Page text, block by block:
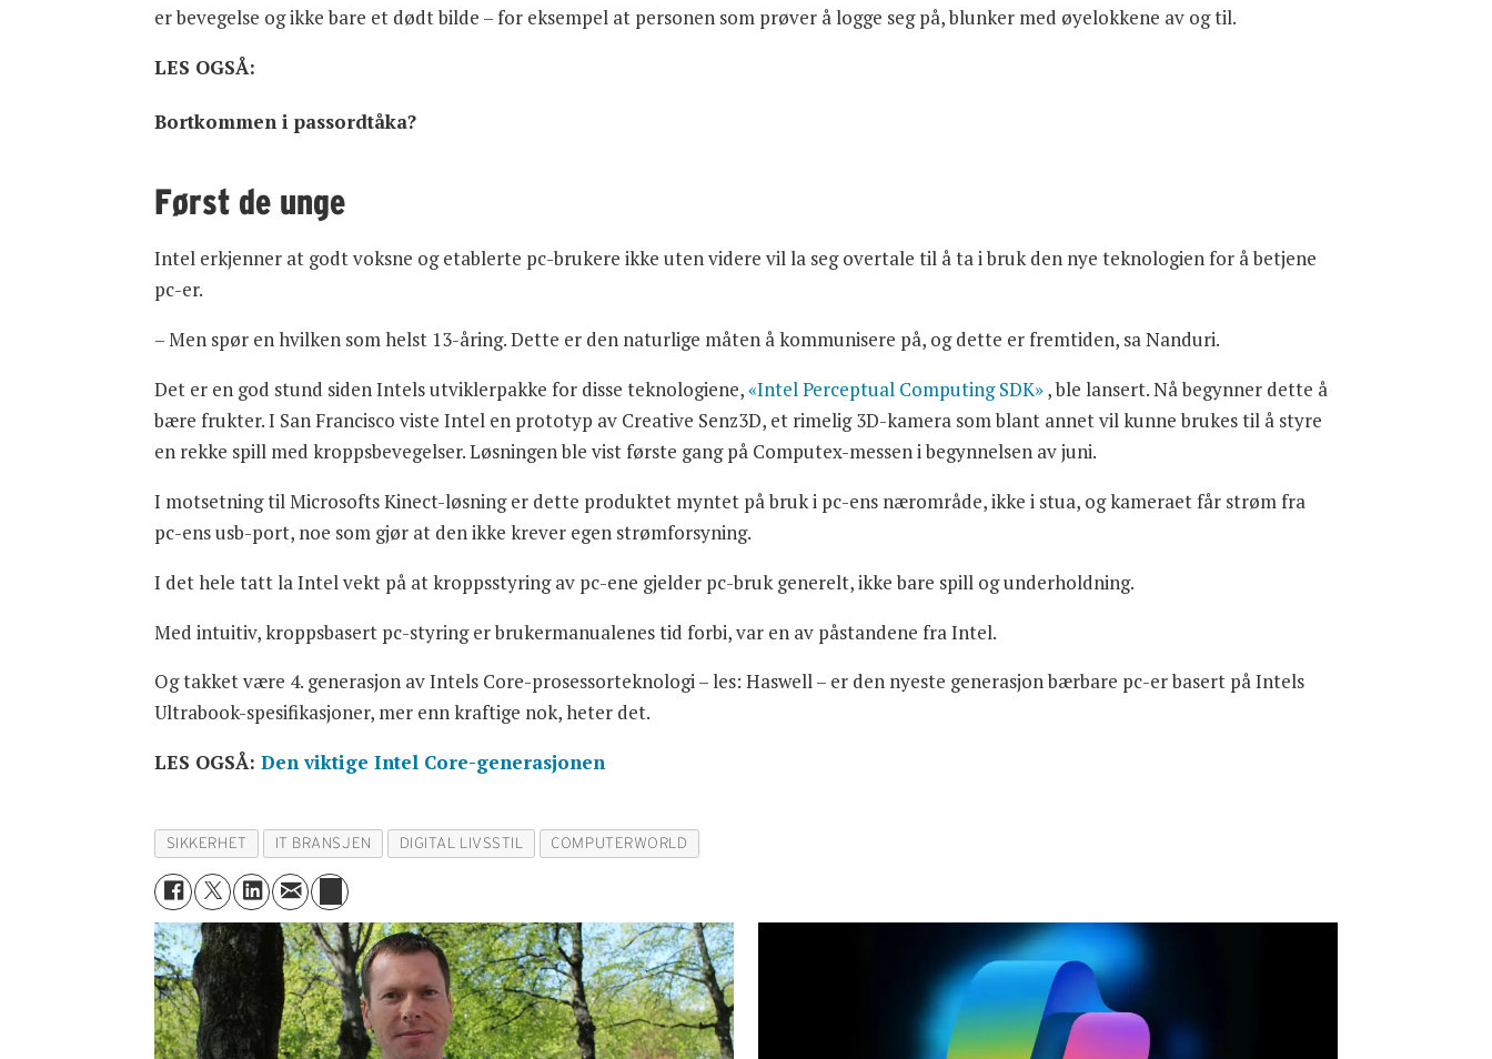
er bevegelse og ikke bare et dødt bilde – for eksempel at personen som prøver å logge seg på, blunker med øyelokkene av og til.
LES OGSÅ:
Bortkommen i passordtåka?
Først de unge
Intel erkjenner at godt voksne og etablerte pc-brukere ikke uten videre vil la seg overtale til å ta i bruk den nye teknologien for å betjene
pc-er.
– Men spør en hvilken som helst 13-åring. Dette er den naturlige måten å kommunisere på, og dette er fremtiden, sa Nanduri.
Det er en god stund siden Intels utviklerpakke for disse teknologiene,«Intel Perceptual Computing SDK», ble lansert. Nå begynner dette å
bære frukter. I San Francisco viste Intel en prototyp av Creative Senz3D, et rimelig 3D-kamera som blant annet vil kunne brukes til å styre
en rekke spill med kroppsbevegelser. Løsningen ble vist første gang på Computex-messen i begynnelsen av juni.
I motsetning til Microsofts Kinect-løsning er dette produktet myntet på bruk i pc-ens nærområde, ikke i stua, og kameraet får strøm fra
pc-ens usb-port, noe som gjør at den ikke krever egen strømforsyning.
I det hele tatt la Intel vekt på at kroppsstyring av pc-ene gjelder pc-bruk generelt, ikke bare spill og underholdning.
Med intuitiv, kroppsbasert pc-styring er brukermanualenes tid forbi, var en av påstandene fra Intel.
Og takket være 4. generasjon av Intels Core-prosessorteknologi – les: Haswell – er den nyeste generasjon bærbare pc-er basert på Intels
Ultrabook-spesifikasjoner, mer enn kraftige nok, heter det.
LES OGSÅ:Den viktige Intel Core-generasjonen
SIKKERHET IT BRANSJEN DIGITAL LIVSSTIL COMPUTERWORLD